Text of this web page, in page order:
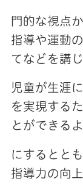
門的な視点
指導や運動
てなどを講じ
児童が生涯
を実現する
とができる
にするとと
指導力の向